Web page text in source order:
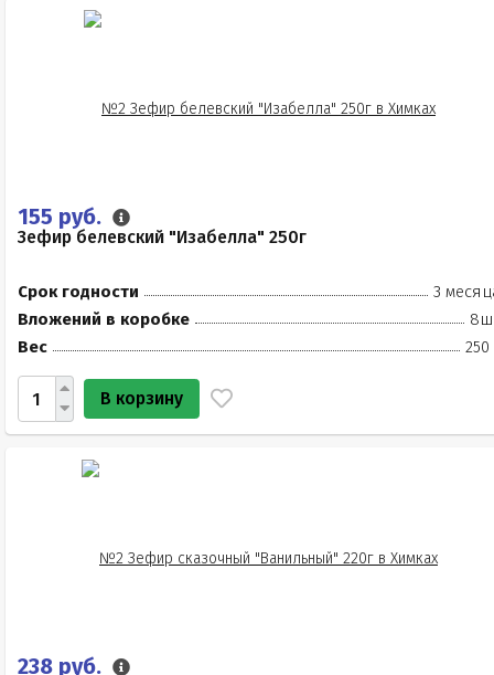
155 руб.
Зефир белевский "Изабелла" 250г
Срок годности
3
Вложений в коробке
Вес
250
В корзину
238 руб.